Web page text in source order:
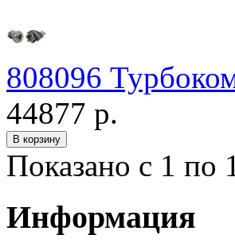
808096
44877 р.
Показано с 1 по
Информация